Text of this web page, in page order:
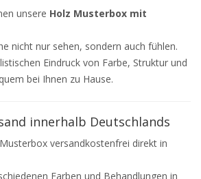
unsere Holz Musterbox mit
nicht nur sehen, sondern auch fühlen.
Eindruck von Farbe, Struktur und
bei Ihnen zu Hause.
innerhalb Deutschlands
versandkostenfrei direkt in
Farben und Behandlungen in